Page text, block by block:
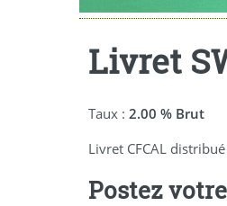
Livret
Taux : 2.00 % Brut
Livret CFCAL
Postez